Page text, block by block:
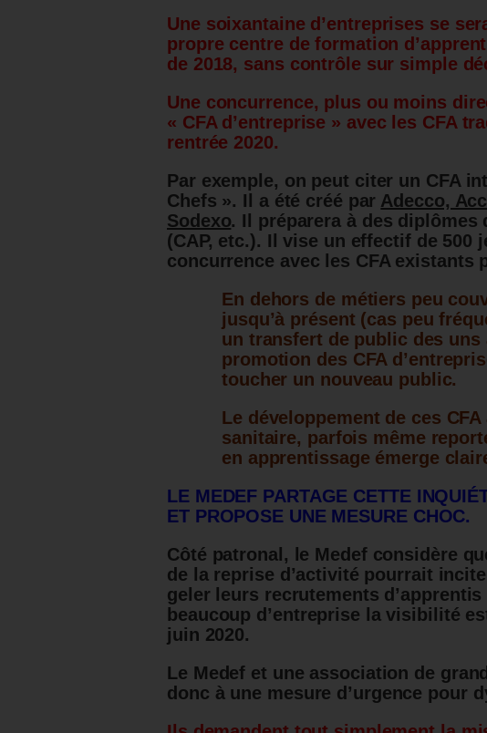
Une soixantaine d’entreprises se
propre centre de formation
de 2018, sans contrôle sur simple
Une concurrence, plus ou moins
« CFA d’entreprise » avec les CFA
rentrée 2020.
Par exemple, on peut citer un CFA
Chefs ». Il a été créé par Adecco,
Sodexo. Il préparera à des diplômes
(CAP, etc.). Il vise un effectif de 500
concurrence avec les CFA existants
En dehors de métiers peu
jusqu’à présent (cas peu
un transfert de public des uns
promotion des CFA
toucher un nouveau public.
Le développement de ces
sanitaire, parfois même
en apprentissage émerge
LE MEDEF PARTAGE CETTE
ET PROPOSE UNE MESURE CHOC.
Côté patronal, le Medef considère
de la reprise d’activité pourrait
geler leurs recrutements
beaucoup d’entreprise la visibilité
juin 2020.
Le Medef et une association de
donc à une mesure d’urgence pour